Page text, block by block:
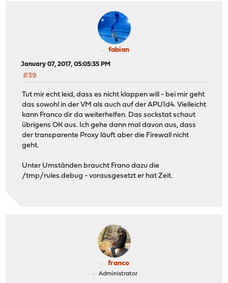
root devd 226 5 seqpac /var/run/
root devd 226 7 dgram -> /var/run/logpriv
root python2.7 194 5 stream /var/run/
root python2.7 194 8 dgram -> /var/run/logpriv
? ? ? ? tcp4 192.168.1.1:443
? ? ? ? tcp4 192.168.1.1:443
? ? ? ? tcp4 192.168.1.1:443
? ? ? ? tcp4 192.168.1.1:443
fabian
January 07, 2017, 05:05:35 PM
#39
Tut mir echt leid, dass es nicht klappen will - bei mir geht
das sowohl in der VM als auch auf der APU1d4. Vielleicht
kann Franco dir da weiterhelfen. Das sockstat schaut
übrigens OK aus. Ich gehe dann mal davon aus, dass
der transparente Proxy läuft aber die Firewall nicht
geht.
Unter Umständen braucht Frano dazu die
/tmp/rules.debug - vorausgesetzt er hat Zeit.
franco
Administrator